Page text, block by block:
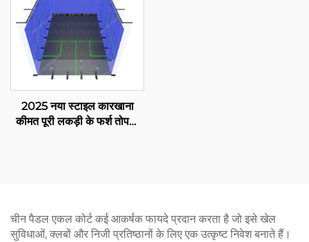
2025 नया स्टाइल कारखाना
कीमत पूरी लकड़ी के फर्श तोपची
चीन पैडल एकल कोर्ट कई आकर्षक फायदे प्रदान करता है जो इसे खेल
सुविधाओं, क्लबों और निजी प्रतिष्ठानों के लिए एक उत्कृष्ट निवेश बनाते हैं।